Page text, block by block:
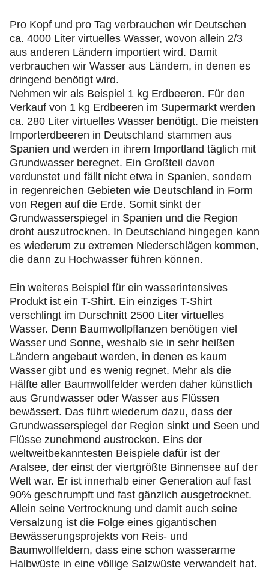
Pro Kopf und pro Tag verbrauchen wir Deutschen
ca. 4000 Liter virtuelles Wasser, wovon allein 2/3
aus anderen Ländern importiert wird. Damit
verbrauchen wir Wasser aus Ländern, in denen es
dringend benötigt wird.
Nehmen wir als Beispiel 1 kg Erdbeeren. Für den
Verkauf von 1 kg Erdbeeren im Supermarkt werden
ca. 280 Liter virtuelles Wasser benötigt. Die meisten
Importerdbeeren in Deutschland stammen aus
Spanien und werden in ihrem Importland täglich mit
Grundwasser beregnet. Ein Großteil davon
verdunstet und fällt nicht etwa in Spanien, sondern
in regenreichen Gebieten wie Deutschland in Form
von Regen auf die Erde. Somit sinkt der
Grundwasserspiegel in Spanien und die Region
droht auszutrocknen. In Deutschland hingegen kann
es wiederum zu extremen Niederschlägen kommen,
die dann zu Hochwasser führen können.
Ein weiteres Beispiel für ein wasserintensives
Produkt ist ein T-Shirt. Ein einziges T-Shirt
verschlingt im Durschnitt 2500 Liter virtuelles
Wasser. Denn Baumwollpflanzen benötigen viel
Wasser und Sonne, weshalb sie in sehr heißen
Ländern angebaut werden, in denen es kaum
Wasser gibt und es wenig regnet. Mehr als die
Hälfte aller Baumwollfelder werden daher künstlich
aus Grundwasser oder Wasser aus Flüssen
bewässert. Das führt wiederum dazu, dass der
Grundwasserspiegel der Region sinkt und Seen und
Flüsse zunehmend austrocken. Eins der
weltweitbekanntesten Beispiele dafür ist der
Aralsee, der einst der viertgrößte Binnensee auf der
Welt war. Er ist innerhalb einer Generation auf fast
90% geschrumpft und fast gänzlich ausgetrocknet.
Allein seine Vertrocknung und damit auch seine
Versalzung ist die Folge eines gigantischen
Bewässerungsprojekts von Reis- und
Baumwollfeldern, dass eine schon wasserarme
Halbwüste in eine völlige Salzwüste verwandelt hat.